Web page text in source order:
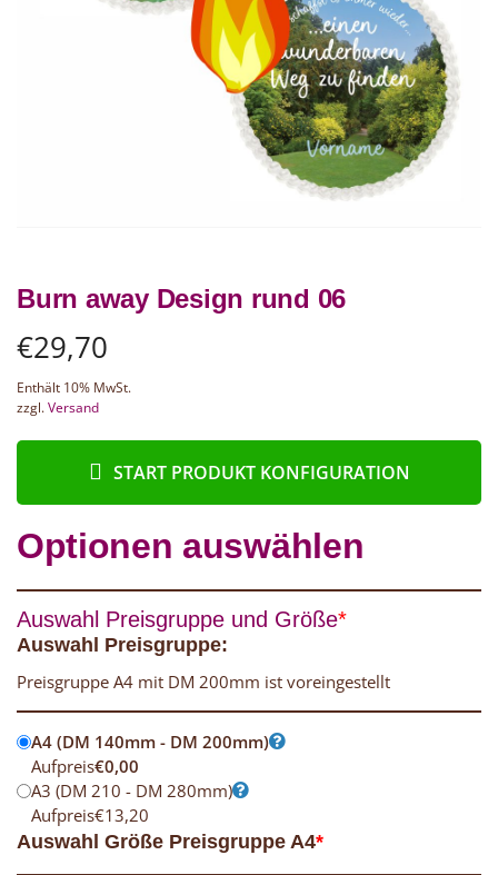
Burn away Design rund 06
€29,70
Enthält 10% MwSt.
zzgl.Versand
START PRODUKT KONFIGURATION
Optionen auswählen
*
Auswahl Preisgruppe und Größe
Auswahl Preisgruppe:
Preisgruppe A4 mit DM 200mm ist voreingestellt
A4 (DM 140mm - DM 200mm)
Aufpreis€0,00
A3 (DM 210 - DM 280mm)
Aufpreis€13,20
*
Auswahl Größe Preisgruppe A4